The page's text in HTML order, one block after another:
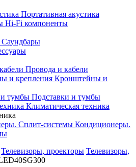
Портативная акустика
Hi-Fi компоненты
Саундбары
Провода и кабели
Кронштейны и
Подставки и тумбы
Климатическая техника
Кондиционеры.
Телевизоры, проекторы Телевизоры,